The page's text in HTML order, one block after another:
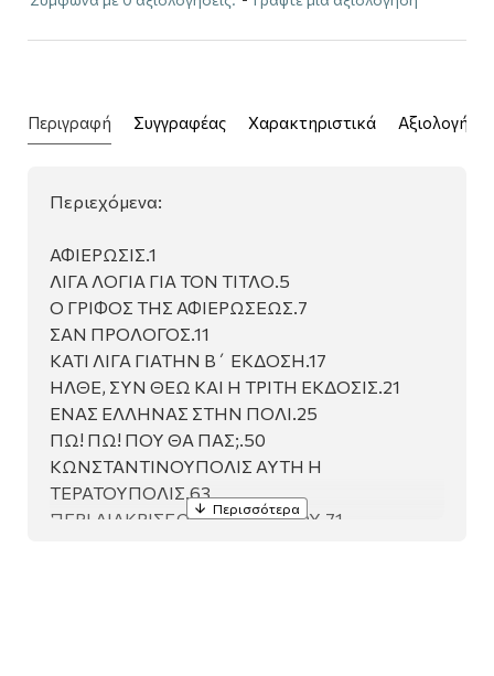
Περιγραφή Συγγραφέας Χαρακτηριστικά
Περιεχόμενα:
ΑΦΙΕΡΩΣΙΣ.1
ΛΙΓΑ ΛΟΓΙΑ ΓΙΑ ΤΟΝ ΤΙΤΛΟ.5
Ο ΓΡΙΦΟΣ ΤΗΣ ΑΦΙΕΡΩΣΕΩΣ.7
ΣΑΝ ΠΡΟΛΟΓΟΣ.11
ΚΑΤΙ ΛΙΓΑ ΓΙΑΤΗΝ Β΄ ΕΚΔΟΣΗ.17
ΗΛΘΕ, ΣΥΝ ΘΕΩ ΚΑΙ Η ΤΡΙΤΗ ΕΚΔΟΣΙΣ.21
ΕΝΑΣ ΕΛΛΗΝΑΣ ΣΤΗΝ ΠΟΛΙ.25
ΠΩ! ΠΩ! ΠΟΥ ΘΑ ΠΑΣ;.50
ΚΩΝΣΤΑΝΤΙΝΟΥΠΟΛΙΣ ΑΥΤΗ Η
ΤΕΡΑΤΟΥΠΟΛΙΣ.63
ΠΕΡΙ ΔΙΑΚΡΙΣΕΩΣ ΕΥΔΙΑΚΡΙΤΟΥ.71